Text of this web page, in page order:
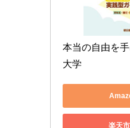
本当の自由を
大学
楽天